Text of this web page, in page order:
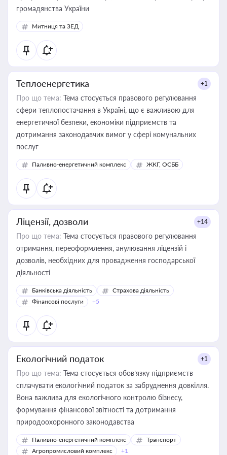
громадянства України
Митниця та ЗЕД
Теплоенергетика +1
Про що тема: Тема стосується правового регулювання
сфери теплопостачання в Україні, що є важливою для
енергетичної безпеки, економіки підприємств та
дотримання законодавчих вимог у сфері комунальних
послуг
Паливно-енергетичний комплекс ЖКГ, ОСББ
Ліцензії, дозволи +14
Про що тема: Тема стосується правового регулювання
отримання, переоформлення, анулювання ліцензій і
дозволів, необхідних для провадження господарської
діяльності
Банківська діяльність
Страхова діяльність
Фінансові послуги
+5
Екологічний податок +1
Про що тема: Тема стосується обов’язку підприємств
сплачувати екологічний податок за забруднення довкілля.
Вона важлива для екологічного контролю бізнесу,
формування фінансової звітності та дотримання
природоохоронного законодавства
Паливно-енергетичний комплекс
Транспорт
Агропромисловий комплекс
+1